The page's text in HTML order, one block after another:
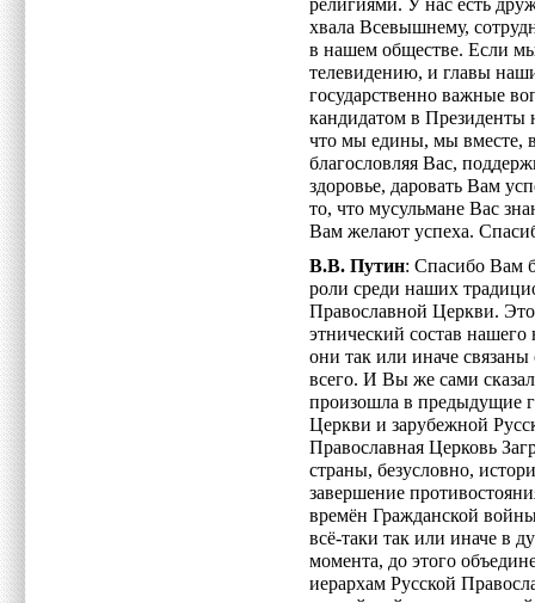
религиями. У нас есть
хвала Всевышнему,
в нашем обществе. Если
телевидению, и главы
государственно важные
кандидатом в
что мы едины, мы вместе,
благословляя Вас,
здоровье, даровать Вам
то, что мусульмане Вас
Вам желают успеха.
В.В. Путин: Спасибо Вам
роли среди наших
Православной Церкви.
этнический состав
они так или иначе
всего. И Вы же сами
произошла в предыдущие
Церкви и зарубежной
Православная Церковь
страны, безусловно,
завершение
времён Гражданской
всё-таки так или иначе в
момента, до этого
иерархам Русской